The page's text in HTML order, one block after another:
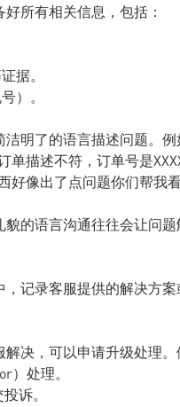
所有相关信息，包括：
据。
）。
明了的语言描述问题。例
单描述不符，订单号是
好像出了点问题你们帮我
的语言沟通往往会让问
记录客服提供的解决方
决，可以申请升级处理
）处理。
诉。